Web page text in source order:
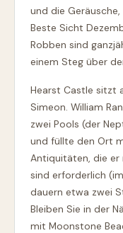
und die Geräusche,
Beste Sicht
Robben sind
einem Steg über
Hearst Castle sitzt
Simeon. William
zwei Pools (der
und füllte den Ort
Antiquitäten, die er
sind erforderlich
dauern etwa zwei
Bleiben Sie in der
mit Moonstone